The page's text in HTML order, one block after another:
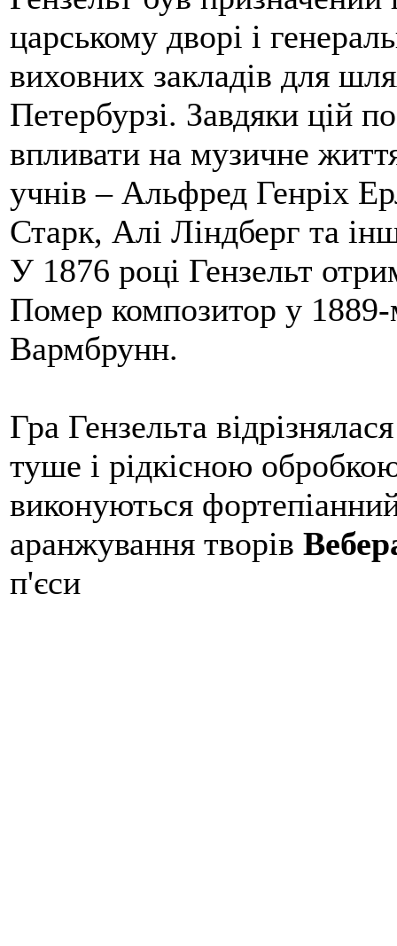
царському дворі і
виховних закладів для
Петербурзі. Завдяки цій
впливати на музичне
учнів – Альфред Генріх
Старк, Алі Ліндберг та
У 1876 році Гензельт
Помер композитор у 1889-
Вармбрунн.
Гра Гензельта
туше і рідкісною
виконуються
аранжування творів
п'єси